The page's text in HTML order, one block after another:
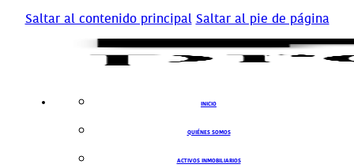
Saltar al contenido principal Saltar al pie de página
INICIO
QUIÉNES SOMOS
ACTIVOS INMOBILIARIOS